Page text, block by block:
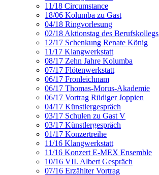
11/18 Circumstance
18/06 Kolumba zu Gast
04/18 Ringvorlesung
02/18 Aktionstag des Berufskollegs
12/17 Schenkung Renate König
11/17 Klangwerkstatt
08/17 Zehn Jahre Kolumba
07/17 Flötenwerkstatt
06/17 Fronleichnam
06/17 Thomas-Morus-Akademie
06/17 Vortrag Rüdiger Joppien
04/17 Künstlergespräch
03/17 Schulen zu Gast V
03/17 Künstlergespräch
01/17 Konzertreihe
11/16 Klangwerkstatt
11/16 Konzert E-MEX Ensemble
10/16 VII. Albert Gespräch
07/16 Erzählter Vortrag